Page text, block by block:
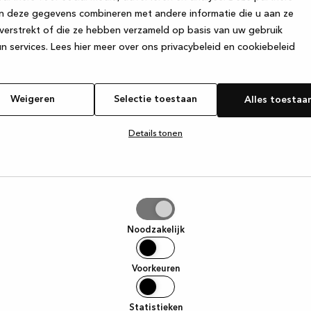
deze gegevens combineren met andere informatie die u aan ze
of die ze hebben verzameld op basis van uw gebruik
services. Lees hier meer over ons privacybeleid en cookiebeleid
Weigeren Selectie toestaan Alles
Details tonen
Noodzakelijk
Voorkeuren
Statistieken
has occurred while loadingwww.kvik.be (see the